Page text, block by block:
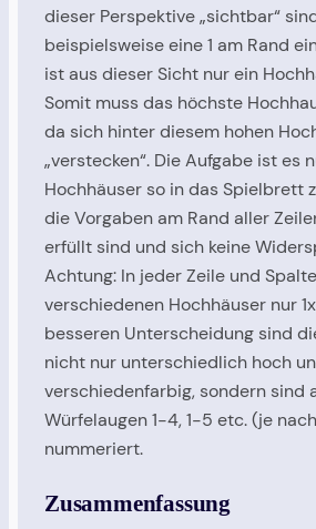
dieser Perspektive „sichtbar“
beispielsweise eine 1 am Rand
ist aus dieser Sicht nur ein
Somit muss das höchste
da sich hinter diesem hohen
„verstecken“. Die Aufgabe ist es
Hochhäuser so in das Spielbrett
die Vorgaben am Rand aller
erfüllt sind und sich keine
Achtung: In jeder Zeile und
verschiedenen Hochhäuser nur
besseren Unterscheidung sind
nicht nur unterschiedlich hoch
verschiedenfarbig, sondern sind
Würfelaugen 1-4, 1-5 etc. (je
nummeriert.
Zusammenfassung